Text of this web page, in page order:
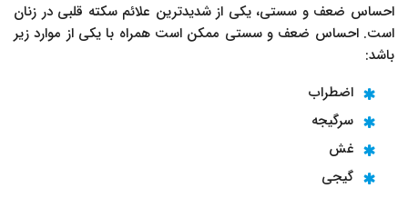
احساس ضعف و سستی، یکی از شدیدترین علائم سکته قلبی در زنان
است. احساس ضعف و سستی ممکن است همراه با یکی از موارد زیر
باشد:
اضطراب
سرگیجه
غش
گیجی